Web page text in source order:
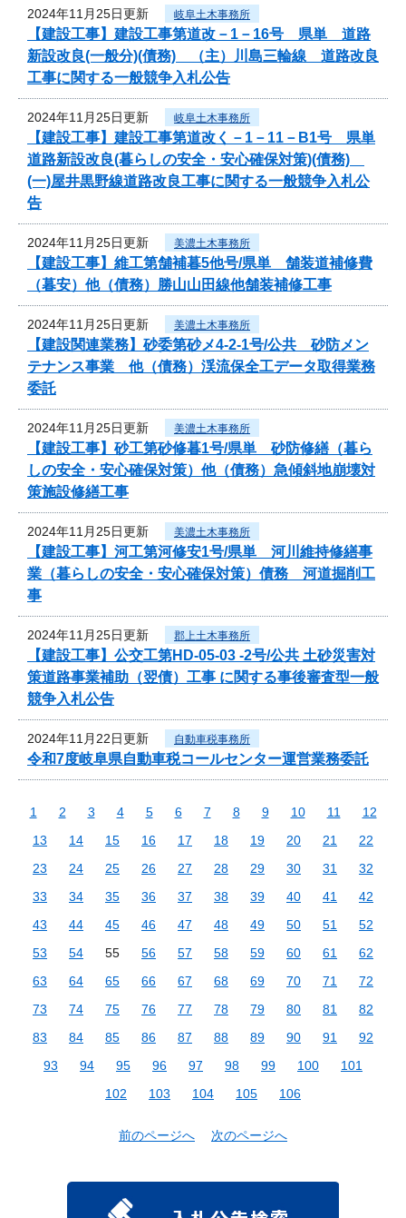
2024年11月25日更新 岐阜土木事務所
【建設工事】建設工事第道改－1－16号 県単 道路
新設改良(一般分)(債務) （主）川島三輪線 道路改良
工事に関する一般競争入札公告
2024年11月25日更新 岐阜土木事務所
【建設工事】建設工事第道改く－1－11－B1号 県単
道路新設改良(暮らしの安全・安心確保対策)(債務)
(一)屋井黒野線道路改良工事に関する一般競争入札公
告
2024年11月25日更新 美濃土木事務所
【建設工事】維工第舗補暮5他号/県単 舗装道補修費
（暮安）他（債務）勝山山田線他舗装補修工事
2024年11月25日更新 美濃土木事務所
【建設関連業務】砂委第砂メ4-2-1号/公共 砂防メン
テナンス事業 他（債務）渓流保全工データ取得業務
委託
2024年11月25日更新 美濃土木事務所
【建設工事】砂工第砂修暮1号/県単 砂防修繕（暮ら
しの安全・安心確保対策）他（債務）急傾斜地崩壊対
策施設修繕工事
2024年11月25日更新 美濃土木事務所
【建設工事】河工第河修安1号/県単 河川維持修繕事
業（暮らしの安全・安心確保対策）債務 河道掘削工
事
2024年11月25日更新 郡上土木事務所
【建設工事】公交工第HD-05-03 -2号/公共 土砂災害対
策道路事業補助（翌債）工事 に関する事後審査型一般
競争入札公告
2024年11月22日更新 自動車税事務所
令和7度岐阜県自動車税コールセンター運営業務委託
1 2 3 4 5 6 7 8 9 10 11
12
13
14 15 16 17 18 19 20 21
22
23
24 25 26 27 28 29 30 31
32
33
34 35 36 37 38 39 40 41
42
43
44 45 46 47 48 49 50 51
52
53
54 55 56 57 58 59 60 61
62
63
64 65 66 67 68 69 70 71
72
73
74 75 76 77 78 79 80 81
82
83
84 85 86 87 88 89 90 91
92
93
94 95 96 97 98 99 100
101
102
103 104 105 106
前のページへ 次のページへ